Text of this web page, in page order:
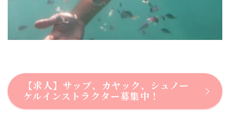
【求人】サップ、カヤック、シュノー
ケルインストラクター募集中！